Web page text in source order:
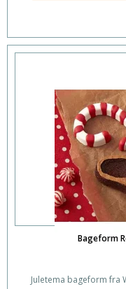
Bageform
Juletema bageform fra